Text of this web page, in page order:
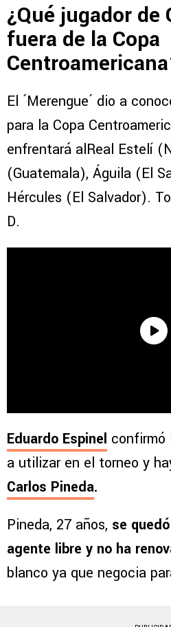
¿Qué jugador de
fuera de la Copa
El ´Merengue´ dio a
para la Copa
enfrentará alReal Estelí
(Guatemala), Águila (El
Hércules (El Salvador).
D.
Eduardo Espinel confirmó
a utilizar en el torneo y
Carlos Pineda.
Pineda, 27 años, se
agente libre y no ha
blanco ya que negocia